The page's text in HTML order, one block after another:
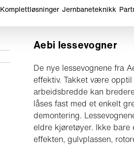
Komplettløsninger Jernbaneteknikk
Aebi lessevogner
De nye lessevognene fra
effektiv. Takket være
arbeidsbredde kan
låses fast med et enkelt
demontering.
eldre kjøretøyer. Ikke
effekten, gulvplassen,